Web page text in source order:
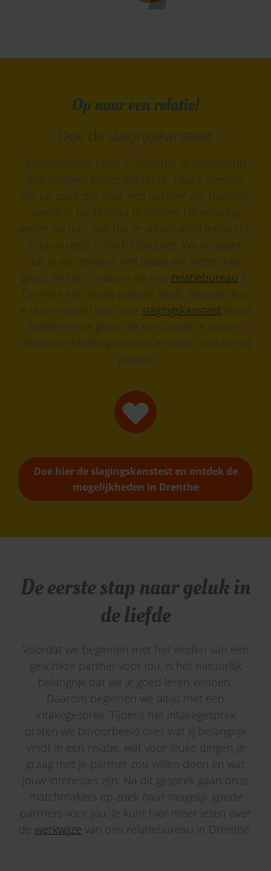
Op naar een relatie!
Doe de slagingskanstest
PartnerSelect heeft in Drenthe al ontzettend
veel koppels samengebracht. Leuke mensen
die op zoek zijn naar een partner zijn namelijk
overal in Nederland te vinden. Uit ervaring
weten we dan ook dat er vrijwel altijd iemand is
in jouw regio is die bij jou past. We snappen
dat je van tevoren wel graag wilt weten hoe
groot de kans is dat je via ons relatiebureau in
Drenthe een leuke partner vindt. Daarom kun
je door middel van onze slagingskanstest alvast
bekijken hoe groot de kans is dat je via ons
relatiebemiddelingsbureau iemand vindt die bij
je past.
Doe hier de slagingskanstest en ontdek de
mogelijkheden in Drenthe
De eerste stap naar geluk in
de liefde
Voordat we beginnen met het vinden van een
geschikte partner voor jou, is het natuurlijk
belangrijk dat we je goed leren kennen.
Daarom beginnen we altijd met een
intakegesprek. Tijdens het intakegesprek
praten we bijvoorbeeld over wat jij belangrijk
vindt in een relatie, wat voor leuke dingen je
graag met je partner zou willen doen en wat
jouw interesses zijn. Na dit gesprek gaan onze
matchmakers op zoek naar mogelijk goede
partners voor jou. Je kunt hier meer lezen over
de werkwijze van ons relatiebureau in Drenthe.